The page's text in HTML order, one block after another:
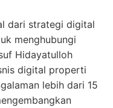
dari strategi digital
menghubungi
Hidayatulloh
digital properti
lebih dari 15